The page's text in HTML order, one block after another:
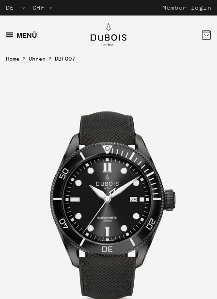
Member login
MENÜ
Home Uhren DBF007